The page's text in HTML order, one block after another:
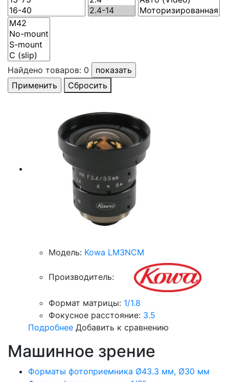
Найдено товаров: 0
Сбросить
Модель: Kowa LM3NCM
Производитель:
Формат матрицы: 1/1.8
Фокусное расстояние: 3.5
Подробнее Добавить к сравнению
Машинное зрение
Форматы фотоприемника Ø43.3 мм, Ø30 мм